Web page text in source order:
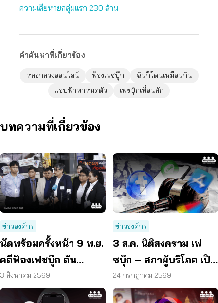
ความเสียหายกลุ่มแรก 230 ล้าน
คำค้นหาที่เกี่ยวข้อง
หลอกลวงออนไลน์ ฟ้องเฟซบุ๊ก
ฉันก็โดนเหมือนกัน
แอปฟ้าพาหมดตัว
เฟซบุ๊กเพื่อนลัก
บทความที่เกี่ยวข้อง
ข่าวองค์กร
นัดพร้อมครั้งหน้า 9 พ.ย.
คดีฟ้องเฟซบุ๊ก ดัน
แพลตฟอร์มร่วมรับผิด
3 สิงหาคม 2569
ข่าวองค์กร
3 ส.ค. นิติสงคราม เฟ
ซบุ๊ก – สภาผู้บริโภค เปิด
เส้นทางต่อสู้ระดับโลก
24 กรกฎาคม 2569